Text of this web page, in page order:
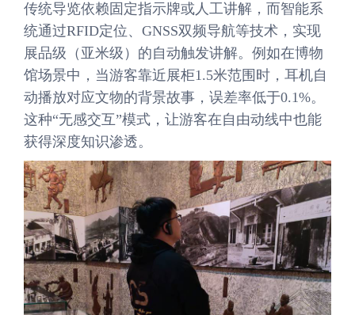
传统导览依赖固定指示牌或人工讲解，而智能系
统通过RFID定位、GNSS双频导航等技术，实现
展品级（亚米级）的自动触发讲解。例如在博物
馆场景中，当游客靠近展柜1.5米范围时，耳机自
动播放对应文物的背景故事，误差率低于0.1%。
这种“无感交互”模式，让游客在自由动线中也能
获得深度知识渗透。